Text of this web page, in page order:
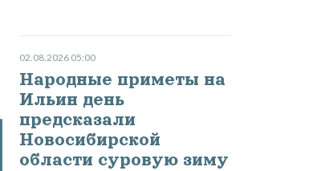
02.08.2026 05:00
Народные приметы на
Ильин день
предсказали
Новосибирской
области суровую зиму